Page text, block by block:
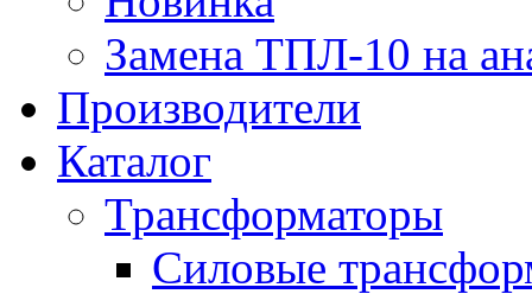
Замена ТПЛ-10 на
Производители
Каталог
Трансформаторы
Cиловые